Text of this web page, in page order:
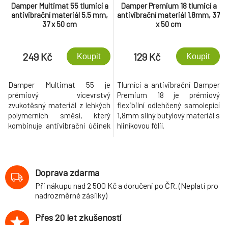
Damper Multimat 55 tlumicí a
antivibrační materiál 5.5 mm,
37 x 50 cm
249 Kč Koupit
Damper Multimat 55 je
prémiový vícevrstvý
zvukotěsný materiál z lehkých
polymerních směsí, který
kombinuje antivibrační účinek
Damper Premium 18 tlumicí a
antivibrační materiál 1.8mm, 37
x 50 cm
129 Kč Koupit
Tlumící a antivibrační Damper
Premium 18 je prémiový
flexibilní odlehčený samolepící
1,8mm silný butylový materiál s
hliníkovou fólií.
Doprava zdarma
Při nákupu nad 2 500 Kč a doručení po ČR. (Neplatí pro
nadrozměrné zásilky)
Přes 20 let zkušeností